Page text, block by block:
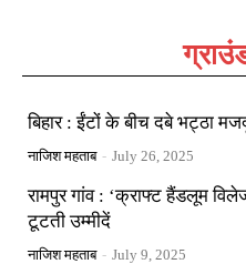
बिहार : ईंटों के बीच दबे भट्ठा
नाजिश महताब - July 26, 2025
रामपुर गांव : ‘क्राफ्ट हैंडलूम
टूटती उम्मीदें
नाजिश महताब - July 9, 2025